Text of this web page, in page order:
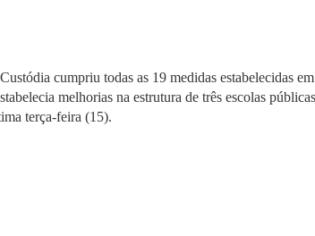
cumpriu todas as 19 medidas estabelecidas
melhorias na estrutura de três escolas
terça-feira (15).